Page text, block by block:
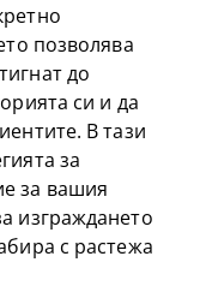
позволява
до
си и да
В тази
за
за вашия
изграждането
с растежа